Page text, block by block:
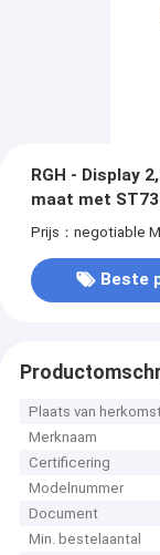
RGH - Display
maat met
Prijs：negotiable
Beste
Plaats van
Merknaam
Certificering
Modelnummer
Document
Min. bestelaantal